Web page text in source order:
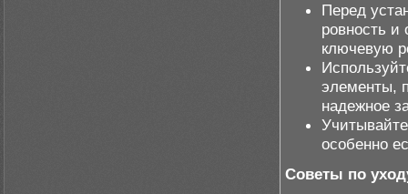
Перед
ровность и
ключевую
элементы,
надежное
особенно
Советы по